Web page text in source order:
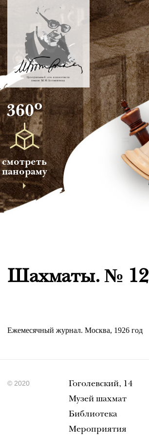
360о
смотреть
панораму
Шахматы. № 12
Ежемесячный журнал. Москва, 1926 год
© 2020
Гоголевский, 14
Музей шахмат
Библиотека
Мероприятия